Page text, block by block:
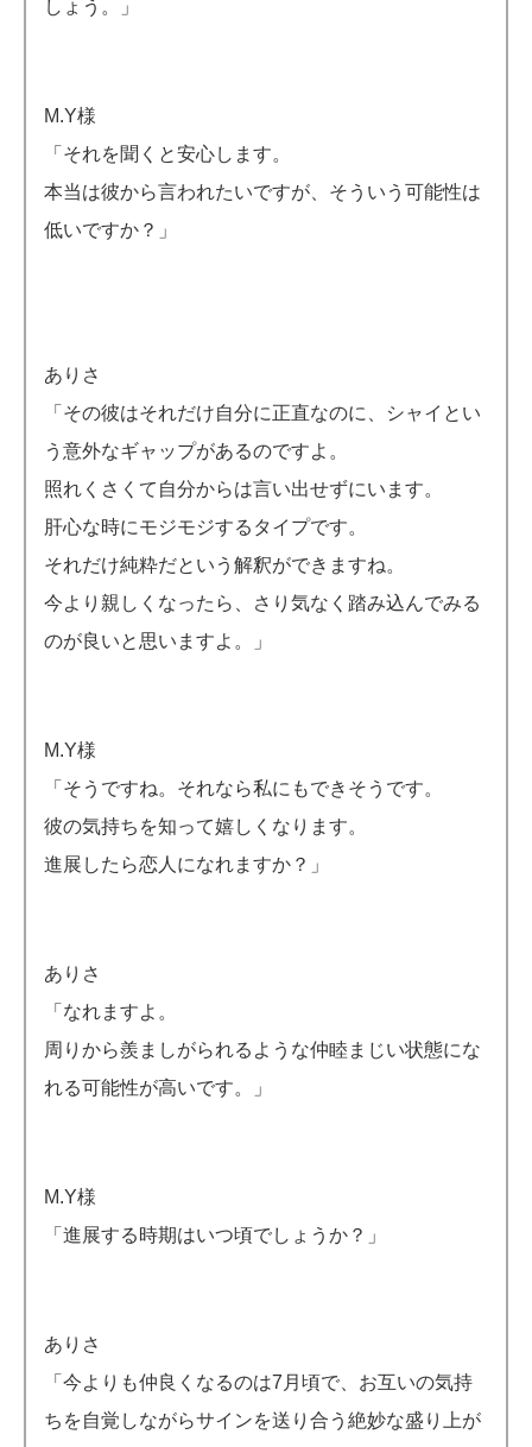
しょう。」
M.Y様
「それを聞くと安心します。
本当は彼から言われたいですが、そういう可能性は
低いですか？」
ありさ
「その彼はそれだけ自分に正直なのに、シャイとい
う意外なギャップがあるのですよ。
照れくさくて自分からは言い出せずにいます。
肝心な時にモジモジするタイプです。
それだけ純粋だという解釈ができますね。
今より親しくなったら、さり気なく踏み込んでみる
のが良いと思いますよ。」
M.Y様
「そうですね。それなら私にもできそうです。
彼の気持ちを知って嬉しくなります。
進展したら恋人になれますか？」
ありさ
「なれますよ。
周りから羨ましがられるような仲睦まじい状態にな
れる可能性が高いです。」
M.Y様
「進展する時期はいつ頃でしょうか？」
ありさ
「今よりも仲良くなるのは7月頃で、お互いの気持
ちを自覚しながらサインを送り合う絶妙な盛り上が